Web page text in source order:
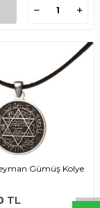
W
h
t
s
a
p
p
D
e
s
e
H
a
t
t
Gümüş Kolye
TL